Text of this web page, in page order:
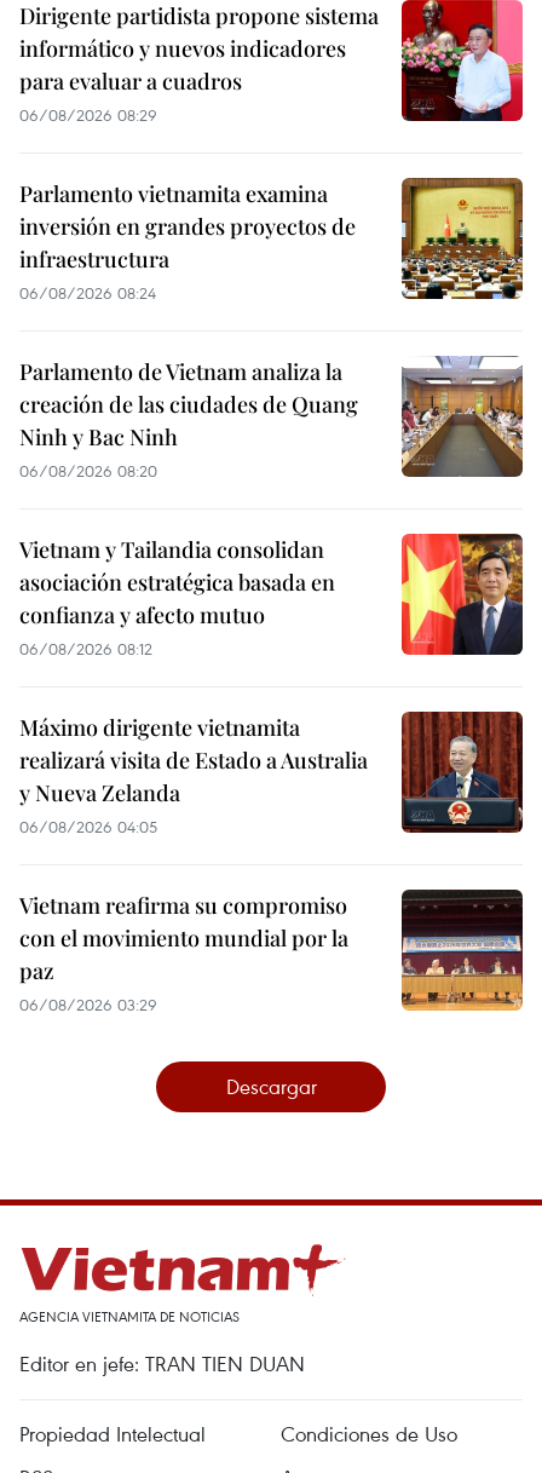
Dirigente partidista propone sistema
informático y nuevos indicadores
para evaluar a cuadros
06/08/2026 08:29
Parlamento vietnamita examina
inversión en grandes proyectos de
infraestructura
06/08/2026 08:24
Parlamento de Vietnam analiza la
creación de las ciudades de Quang
Ninh y Bac Ninh
06/08/2026 08:20
Vietnam y Tailandia consolidan
asociación estratégica basada en
confianza y afecto mutuo
06/08/2026 08:12
Máximo dirigente vietnamita
realizará visita de Estado a Australia
y Nueva Zelanda
06/08/2026 04:05
Vietnam reafirma su compromiso
con el movimiento mundial por la
paz
06/08/2026 03:29
Descargar
AGENCIA VIETNAMITA DE NOTICIAS
Editor en jefe: TRAN TIEN DUAN
Propiedad Intelectual
Condiciones de Uso